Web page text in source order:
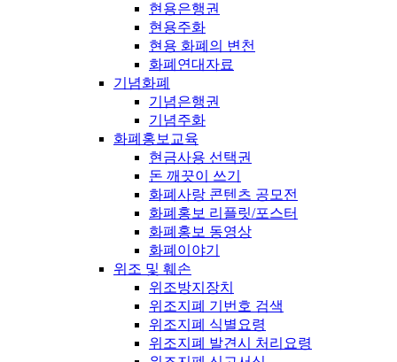
현용은행권
현용주화
현용 화폐의 변천
화폐연대자료
기념화폐
기념은행권
기념주화
화폐홍보교육
현금사용 선택권
돈 깨끗이 쓰기
화폐사랑 콘텐츠 공모전
화폐홍보 리플릿/포스터
화폐홍보 동영상
화폐이야기
위조 및 훼손
위조방지장치
위조지폐 기번호 검색
위조지폐 식별요령
위조지폐 발견시 처리요령